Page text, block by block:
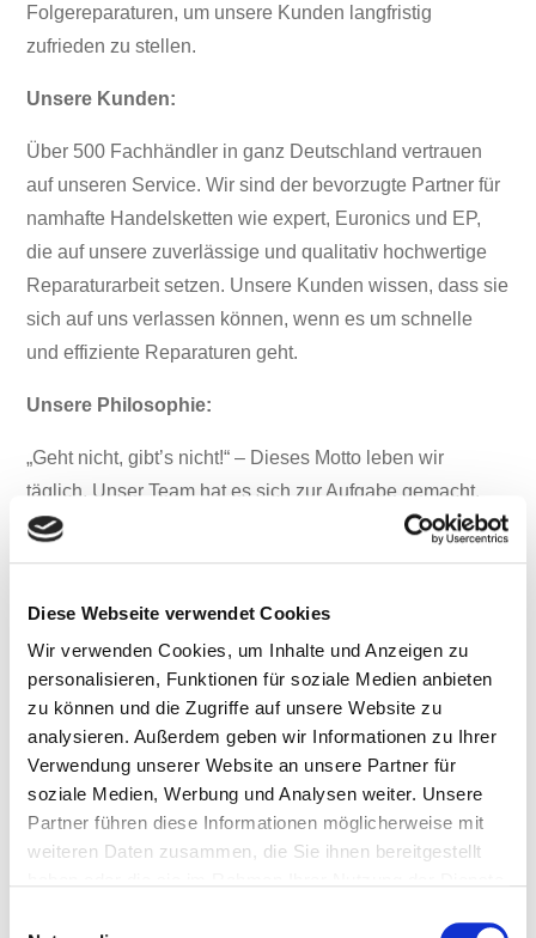
Diese Webseite verwendet Cookies
Wir verwenden Cookies, um Inhalte und Anzeigen zu
personalisieren, Funktionen für soziale Medien anbieten
zu können und die Zugriffe auf unsere Website zu
analysieren. Außerdem geben wir Informationen zu Ihrer
Verwendung unserer Website an unsere Partner für
soziale Medien, Werbung und Analysen weiter. Unsere
Partner führen diese Informationen möglicherweise mit
weiteren Daten zusammen, die Sie ihnen bereitgestellt
Folgereparaturen, um unsere Kunden langfristig
zufrieden zu stellen.
Unsere Kunden:
Über 500 Fachhändler in ganz Deutschland vertrauen
auf unseren Service. Wir sind der bevorzugte Partner für
namhafte Handelsketten wie expert, Euronics und EP,
die auf unsere zuverlässige und qualitativ hochwertige
Reparaturarbeit setzen. Unsere Kunden wissen, dass sie
sich auf uns verlassen können, wenn es um schnelle
und effiziente Reparaturen geht.
Unsere Philosophie:
„Geht nicht, gibt’s nicht!“ – Dieses Motto leben wir
täglich. Unser Team hat es sich zur Aufgabe gemacht,
jede Herausforderung anzunehmen und Lösungen für
jede noch so komplexe Reparatur zu finden. Wir sind
für nahezu alle Kaffeevollautomatenmarken eine
wirtschaftliche Reparatur anbieten können.
Überzeugen Sie sich selbst von unserem Service!
Lassen Sie sich von der hohen Qualität,
Geschwindigkeit und Kosteneffizienz unserer
Reparaturen überzeugen. Kontaktieren Sie uns für eine
unverbindliche Beratung und erfahren Sie, warum
Kaffeevollautomatenreparatur ist.